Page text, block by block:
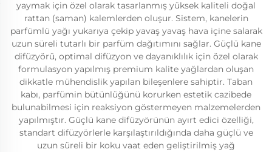
yaymak için özel olarak tasarlanmış yüksek kaliteli doğal
rattan (saman) kalemlerden oluşur. Sistem, kanelerin
parfümlü yağı yukarıya çekip yavaş yavaş hava içine salarak
uzun süreli tutarlı bir parfüm dağıtımını sağlar. Güçlü kane
difüzyörü, optimal difüzyon ve dayanıklılık için özel olarak
formulasyon yapılmış premium kalite yağlardan oluşan
dikkatle mühendislik yapılan bileşenlere sahiptir. Taban
kabı, parfümin bütünlüğünü korurken estetik cazibede
bulunabilmesi için reaksiyon göstermeyen malzemelerden
yapılmıştır. Güçlü kane difüzyörünün ayırt edici özelliği,
standart difüzyörlerle karşılaştırıldığında daha güçlü ve
uzun süreli bir koku vaat eden geliştirilmiş yağ